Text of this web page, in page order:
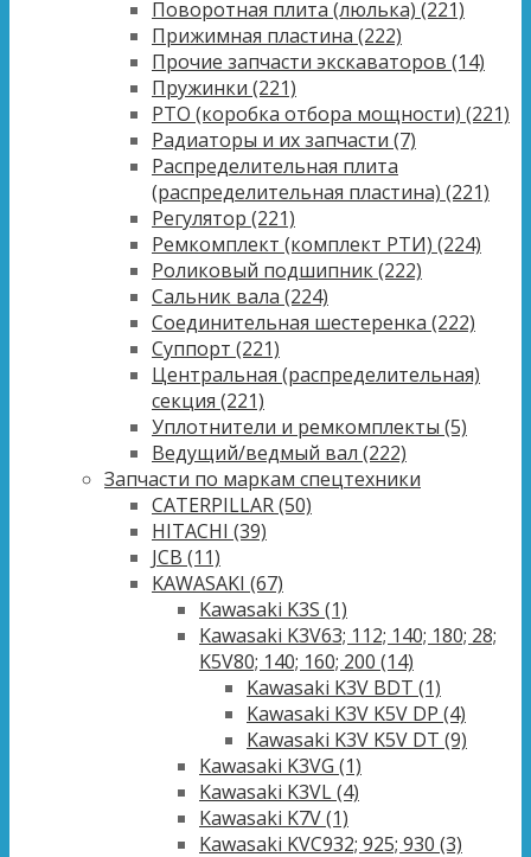
Поворотная плита (люлька) (221)
Прижимная пластина (222)
Прочие запчасти экскаваторов (14)
Пружинки (221)
PTO (коробка отбора мощности) (221)
Радиаторы и их запчасти (7)
Распределительная плита
(распределительная пластина) (221)
Регулятор (221)
Ремкомплект (комплект РТИ) (224)
Роликовый подшипник(222)
Сальник вала (224)
Соединительная шестеренка (222)
Суппорт (221)
Центральная (распределительная)
секция (221)
Уплотнители и ремкомплекты (5)
Ведущий/ведмый вал (222)
Запчасти по маркам спецтехники
CATERPILLAR(50)
HITACHI (39)
JCB (11)
KAWASAKI (67)
Kawasaki K3S (1)
Kawasaki K3V63; 112; 140; 180; 28;
K5V80; 140; 160; 200 (14)
Kawasaki K3V BDT (1)
Kawasaki K3V K5V DP (4)
Kawasaki K3V K5V DT (9)
Kawasaki K3VG (1)
Kawasaki K3VL(4)
Kawasaki K7V(1)
Kawasaki KVC932; 925; 930 (3)